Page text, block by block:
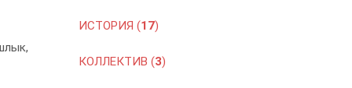
ИСТОРИЯ (17)
КОЛЛЕКТИВ (3)